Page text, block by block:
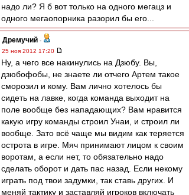
надо ли? Я б вот только на одного мегацз и
одного мегаопорника разорил бы его...
Дремучий -
25 ноя 2012 17:20
Ну, а чего все накинулись на Дзюбу. Вы,
дзюбофобы, не знаете ли отчего Артем такое
сморозил и кому. Вам лично хотелось бы
сидеть на лавке, когда команда выходит на
поле вообще без нападающих? Вам нравится
какую игру команды строил Унаи, и строил ли
вообще. Зато всё чаще мы видим как теряется
острота в игре. Мяч принимают лицом к своим
воротам, а если нет, то обязательно надо
сделать оборот и дать пас назад. Если некому
играть под твои задумки, так ставь других. И
меняй тактику и заставляй игроков включать